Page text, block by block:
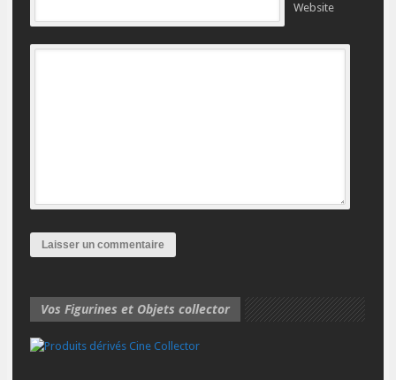
Website
Vos Figurines et Objets collector